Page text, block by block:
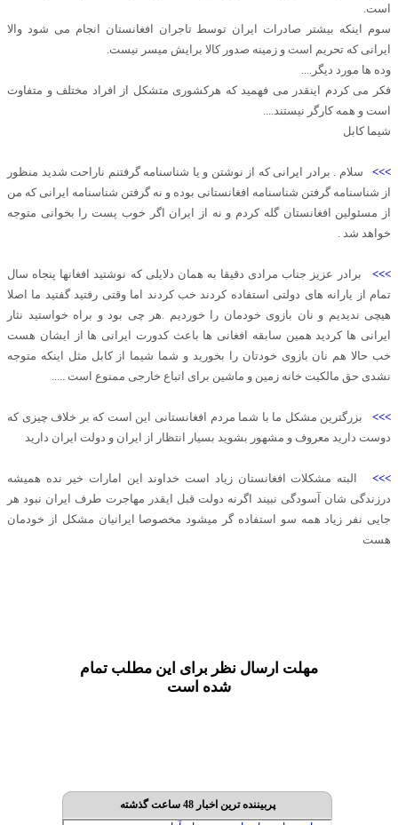
است.
سوم اینکه بیشتر صادرات ایران توسط تاجران افغانستان انجام می شود والا
ایرانی که تحریم است و زمینه صدور کالا برایش میسر نیست.
وده ها مورد دیگر....
فکر می کردم اینقدر می فهمید که هرکشوری متشکل از افراد مختلف و متفاوت
است و همه کارگر نیستند....
شیما کابل
>>> سلام . برادر ایرانی که از نوشتن و یا شناسنامه گرفتنم ناراحت شدید منظور
از شناسنامه گرفتن شناسنامه افغانستانی بوده و نه گرفتن شناسنامه ایرانی که من
از مسئولین افغانستان گله کردم و نه از ایران اگر خوب پست را بخوانی متوجه
خواهد شد .
>>> برادر عزیز جناب مرادی دقیقا به همان دلایلی که نوشتید افغانها پنجاه سال
تمام از یارانه های دولتی استفاده کردند خب کردند اما وقتی رفتید گفتید ما اصلا
هیچی ندیدیم و نان بازوی خودمان را خوردیم .هر چی بود و براه خواستید نثار
ایرانی ها کردید همین سابقه افغانی ها باعث کدورت ایرانی ها از ایشان هست
خب حالا هم نان بازوی خودتان را بخورید و شما شیما از کابل مثل اینکه متوجه
نشدی حق مالکیت خانه زمین و ماشین برای اتباع خارجی ممنوع است .....
>>> بزرگترین مشکل ما با شما مردم افغانستانی این است که بر خلاف چیزی که
دوست دارید معروف و مشهور بشوید بسیار انتظار از ایران و دولت ایران دارید
>>> البته مشکلات افغانستان زیاد است خداوند این امارات خیر نده همیشه
درزندگی شان آسودگی نبیند اگرنه دولت قبل ایقدر مهاجرت طرف ایران نبود هر
جایی نفر زیاد همه سو استفاده گر میشود مخصوصا ایرانیان مشکل از خودمان
هست
مهلت ارسال نظر برای این مطلب تمام
شده است
پربیننده ترین اخبار 48 ساعت گذشته